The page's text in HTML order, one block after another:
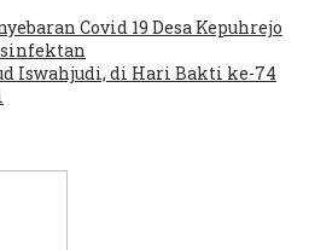
Covid 19 Desa Kepuhrejo
Iswahjudi, di Hari Bakti ke-74